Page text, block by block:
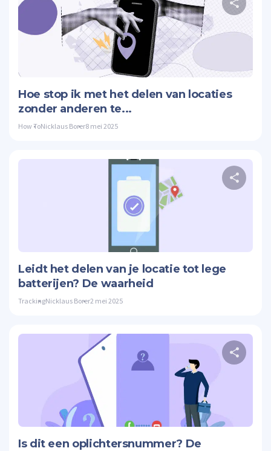
Hoe stop ik met het delen van locaties
zonder anderen te...
How ToNicklaus Borer8 mei 2025
Leidt het delen van je locatie tot lege
batterijen? De waarheid
TrackingNicklaus Borer2 mei 2025
Is dit een oplichtersnummer? De